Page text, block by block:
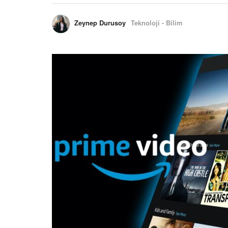
Zeynep Durusoy Teknoloji - Bilim